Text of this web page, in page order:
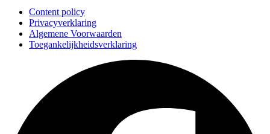
Content policy
Privacyverklaring
Algemene Voorwaarden
Toegankelijkheidsverklaring